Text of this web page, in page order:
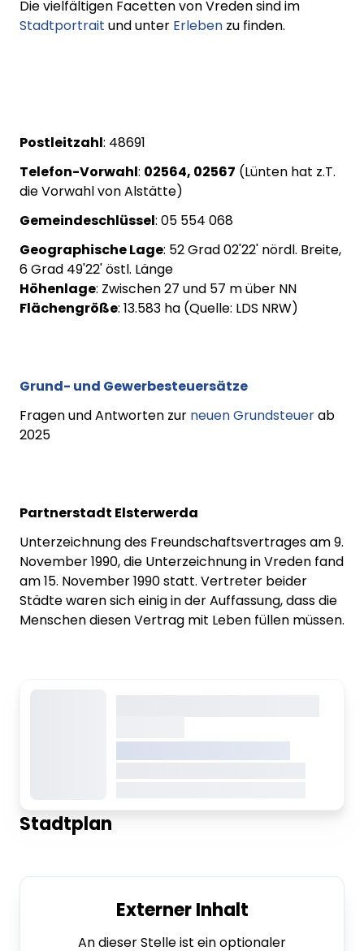
Die vielfältigen Facetten von Vreden sind im
Stadtportrait und unter Erleben zu finden.
Postleitzahl: 48691
Telefon-Vorwahl: 02564, 02567 (Lünten hat z.T.
die Vorwahl von Alstätte)
Gemeindeschlüssel: 05 554 068
Geographische Lage: 52 Grad 02'22' nördl. Breite,
6 Grad 49'22' östl. Länge
Höhenlage: Zwischen 27 und 57 m über NN
Flächengröße: 13.583 ha (Quelle: LDS NRW)
Grund- und Gewerbesteuersätze
Fragen und Antworten zur neuen Grundsteuerab
2025
Partnerstadt Elsterwerda
Unterzeichnung des Freundschaftsvertrages am 9.
November 1990, die Unterzeichnung in Vreden fand
am 15. November 1990 statt. Vertreter beider
Städte waren sich einig in der Auffassung, dass die
Menschen diesen Vertrag mit Leben füllen müssen.
Stadtplan
Externer Inhalt
An dieser Stelle ist ein optionaler